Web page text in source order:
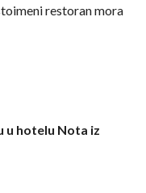
restoran mora
u hotelu Nota iz